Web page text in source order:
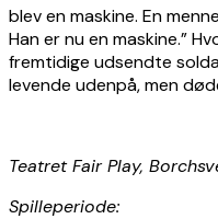
blev en maskine. En
Han er nu en maskine.”
fremtidige udsendte
levende udenpå, men
Teatret Fair Play,
Spilleperiode: